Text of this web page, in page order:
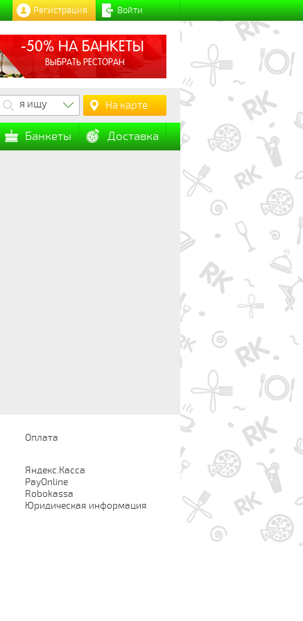
Войти
Регистрация
-50% НА БАНКЕТЫ
ВЫБРАТЬ РЕСТОРАН
я ищу На карте
Банкеты Доставка
Оплата
Яндекс.Касса
PayOnline
Robokassa
Юридическая информация